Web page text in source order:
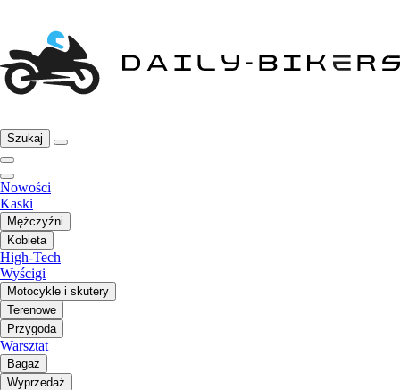
Szukaj
Nowości
Kaski
Mężczyźni
Kobieta
High-Tech
Wyścigi
Motocykle i skutery
Terenowe
Przygoda
Warsztat
Bagaż
Wyprzedaż